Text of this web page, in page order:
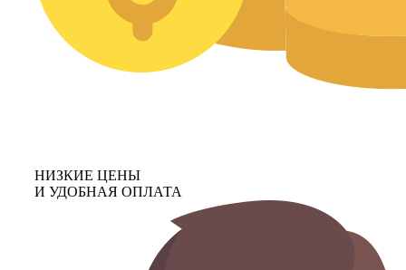
НИЗКИЕ ЦЕНЫ
И УДОБНАЯ ОПЛАТА